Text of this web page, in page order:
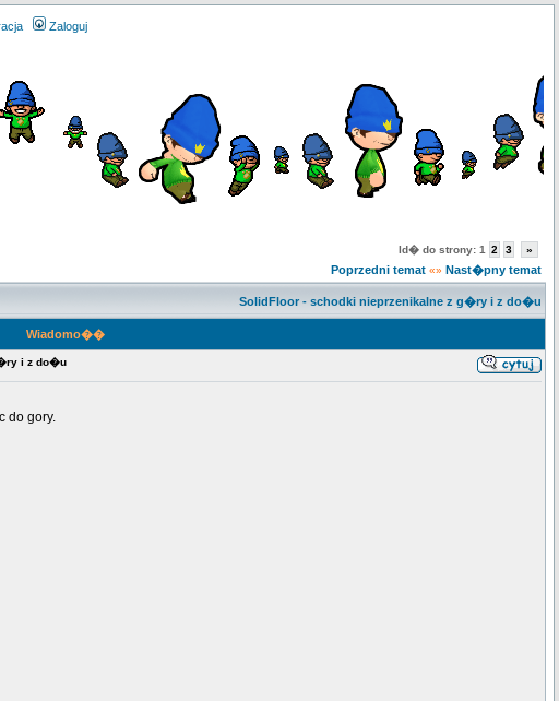
Zaloguj
Id� do strony: 1 2 3 »
Poprzedni temat «» Nast�pny temat
SolidFloor - schodki nieprzenikalne z g�ry i z do�u
Wiadomo��
i z do�u
do gory.